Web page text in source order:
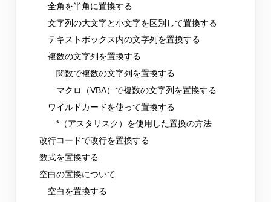
全角を半角に置換する
文字列の大文字と小文字を区別して置換する
テキストボックス内の文字列を置換する
複数の文字列を置換する
関数で複数の文字列を置換する
マクロ（VBA）で複数の文字列を置換する
ワイルドカードを使って置換する
*（アスタリスク）を使用した置換の方法
改行コードで改行を置換する
数式を置換する
空白の置換について
空白を置換する